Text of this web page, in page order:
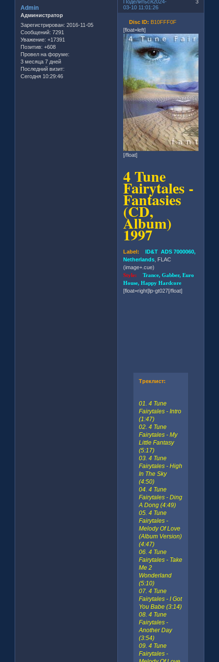
Поделиться 3
2024-
03-10 11:01:26
Admin
Администратор
Зарегистрирован: 2016-11-05
Сообщений: 7291
Уважение: +17391
Позитив: +608
Провел на форуме:
3 месяца 7 дней
Последний визит:
Сегодня 10:29:46
Disc ID: B10FFF0F
[float=left]
[/float]
4 Tune
Fairytalеs -
Fantasies
(CD,
Album)
1997
Label: ID&T ADS 7000060,
Netherlands , FLAC
(image+.cue)
Style:Trance, Gabber, Euro
House, Happy Hardcore
[float=right]lp-gt027[/float]
Треклист:
01. 4 Tune
Fairytales - Intro
(1:47)
02. 4 Tune
Fairytales - My
Little Fantasy
(5:17)
03. 4 Tune
Fairytales - High
In The Sky
(4:50)
04. 4 Tune
Fairytales - Ding
A Dong (4:49)
05. 4 Tune
Fairytales -
Melody Of Love
(Album Version)
(4:47)
06. 4 Tune
Fairytales - Take
Me 2
Wonderland
(5:10)
07. 4 Tune
Fairytales - I Got
You Babe (3:14)
08. 4 Tune
Fairytales -
Another Day
(3:54)
09. 4 Tune
Fairytales -